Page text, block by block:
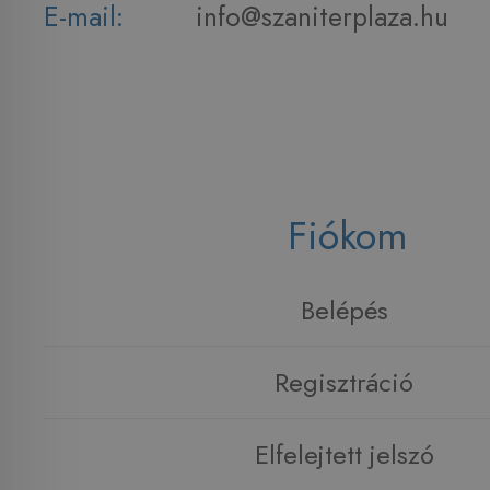
E-mail: info@szaniterplaza.hu
Fiókom
Belépés
Regisztráció
Elfelejtett jelszó